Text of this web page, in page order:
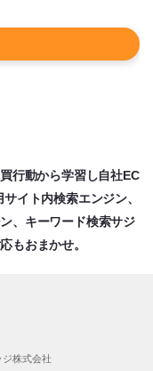
行動から学習し自社EC
イト内検索エンジン、
、キーワード検索サジ
もおまかせ。
株式会社